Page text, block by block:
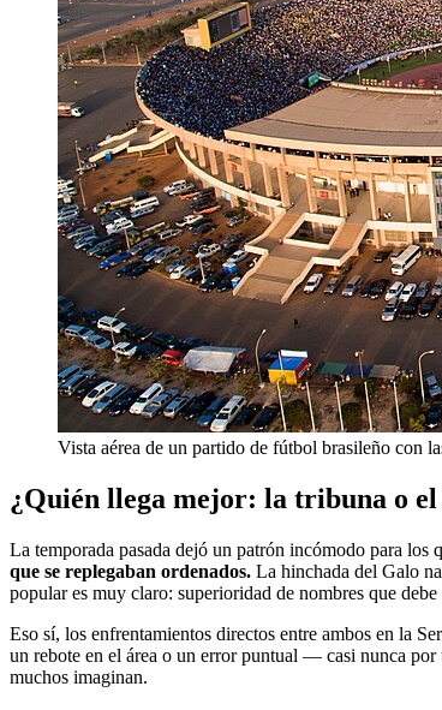
Vista aérea de un partido de fútbol brasileño con
¿Quién llega mejor: la tribuna o el
La temporada pasada dejó un patrón incómodo para los
que se replegaban ordenados. La hinchada del Galo
popular es muy claro: superioridad de nombres que debe
Eso sí, los enfrentamientos directos entre ambos en la
un rebote en el área o un error puntual — casi nunca
muchos imaginan.